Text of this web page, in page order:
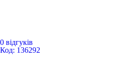
0 відгуків
Код: 136292